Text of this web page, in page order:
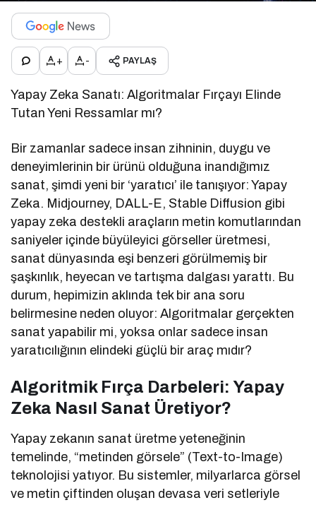
+ - PAYLAŞ
Yapay Zeka Sanatı: Algoritmalar Fırçayı Elinde
Tutan Yeni Ressamlar mı?
Bir zamanlar sadece insan zihninin, duygu ve
deneyimlerinin bir ürünü olduğuna inandığımız
sanat, şimdi yeni bir ‘yaratıcı’ ile tanışıyor: Yapay
Zeka. Midjourney, DALL-E, Stable Diffusion gibi
yapay zeka destekli araçların metin komutlarından
saniyeler içinde büyüleyici görseller üretmesi,
sanat dünyasında eşi benzeri görülmemiş bir
şaşkınlık, heyecan ve tartışma dalgası yarattı. Bu
durum, hepimizin aklında tek bir ana soru
belirmesine neden oluyor: Algoritmalar gerçekten
sanat yapabilir mi, yoksa onlar sadece insan
yaratıcılığının elindeki güçlü bir araç mıdır?
Algoritmik Fırça Darbeleri: Yapay
Zeka Nasıl Sanat Üretiyor?
Yapay zekanın sanat üretme yeteneğinin
temelinde, “metinden görsele” (Text-to-Image)
teknolojisi yatıyor. Bu sistemler, milyarlarca görsel
ve metin çiftinden oluşan devasa veri setleriyle